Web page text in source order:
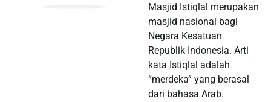
Masjid Istiqlal merupakan
masjid nasional bagi
Negara Kesatuan
Republik Indonesia. Arti
kata Istiqlal adalah
“merdeka” yang berasal
dari bahasa Arab.